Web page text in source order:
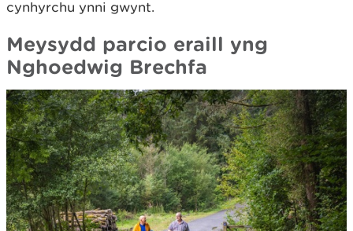
cynhyrchu ynni gwynt.
Meysydd parcio eraill yng
Nghoedwig Brechfa